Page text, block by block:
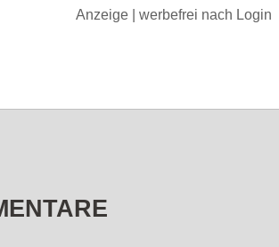
Anzeige | werbefrei nach Login